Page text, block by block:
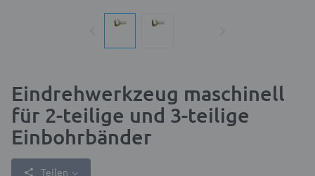
Eindrehwerkzeug maschinell
für 2-teilige und 3-teilige
Einbohrbänder
Teilen